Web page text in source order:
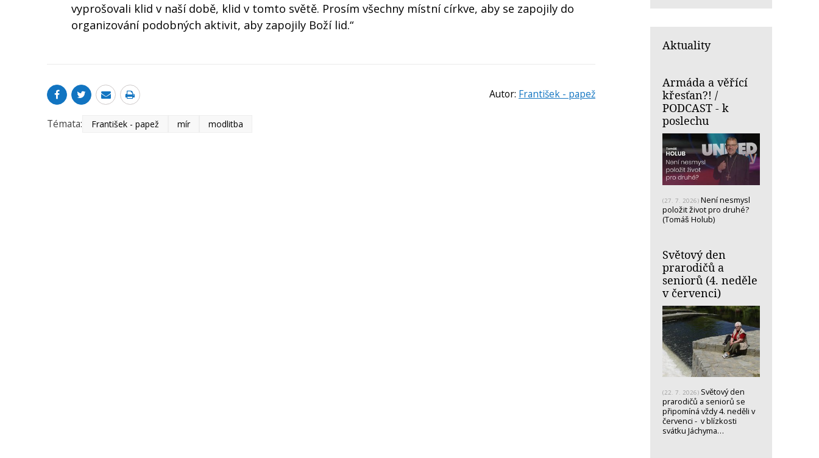
vyprošovali klid v naší době, klid v tomto světě. Prosím všechny místní církve, aby se zapojily do
organizování podobných aktivit, aby zapojily Boží lid.“
Autor: František - papež
Témata: František - papež mír modlitba
Aktuality
Armáda a věřící
křesťan?! /
PODCAST - k
poslechu
(27. 7. 2026) Není nesmysl
položit život pro druhé?
(Tomáš Holub)
Světový den
prarodičů a
seniorů (4. neděle
v červenci)
(22. 7. 2026) Světový den
prarodičů a seniorů se
připomíná vždy 4. neděli v
červenci - v blízkosti
svátku Jáchyma…